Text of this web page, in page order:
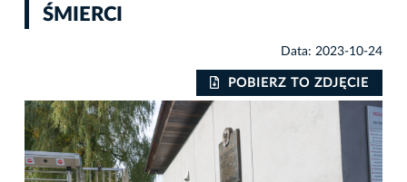
ŚMIERCI
Data: 2023-10-24
POBIERZ TO ZDJĘCIE